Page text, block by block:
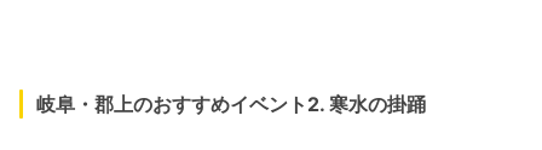
岐阜・郡上のおすすめイベント2. 寒水の掛踊